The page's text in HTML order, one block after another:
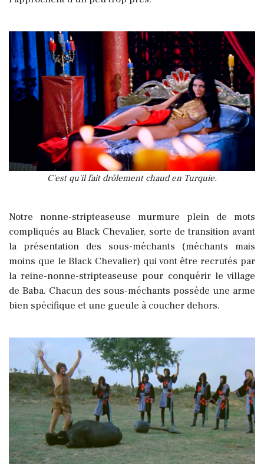
C'est qu'il fait drôlement chaud en Turquie.
Notre nonne-stripteaseuse murmure plein de mots
compliqués au Black Chevalier, sorte de transition avant
la présentation des sous-méchants (méchants mais
moins que le Black Chevalier) qui vont être recrutés par
la reine-nonne-stripteaseuse pour conquérir le village
de Baba. Chacun des sous-méchants possède une arme
bien spécifique et une gueule à coucher dehors.